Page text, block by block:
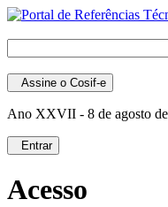
Assine o Cosif-e
Ano XXVII - 8 de agosto
Entrar
Acesso